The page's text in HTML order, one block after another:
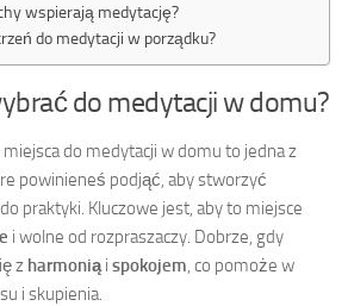
wspierają medytację?
do medytacji w porządku?
do medytacji w domu?
do medytacji w domu to jedna z
powinieneś podjąć, aby stworzyć
praktyki. Kluczowe jest, aby to miejsce
i wolne od rozpraszaczy. Dobrze, gdy
z harmoniąi spokojem, co pomoże w
i skupienia.